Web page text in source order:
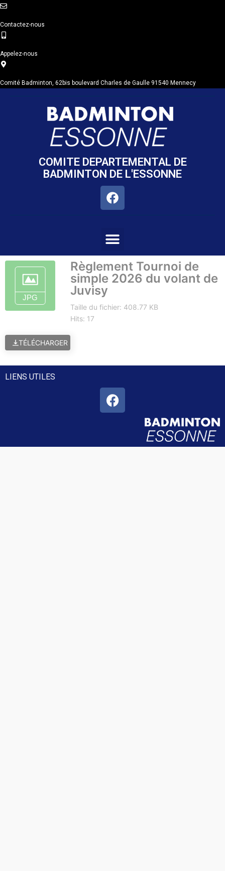
Contactez-nous
Appelez-nous
Comité Badminton, 62bis boulevard Charles de Gaulle 91540 Mennecy
COMITE DEPARTEMENTAL DE
BADMINTON DE L'ESSONNE
Règlement Tournoi de
simple 2026 du volant de
Juvisy
Taille du fichier: 408.77 KB
Hits: 17
TÉLÉCHARGER
LIENS UTILES